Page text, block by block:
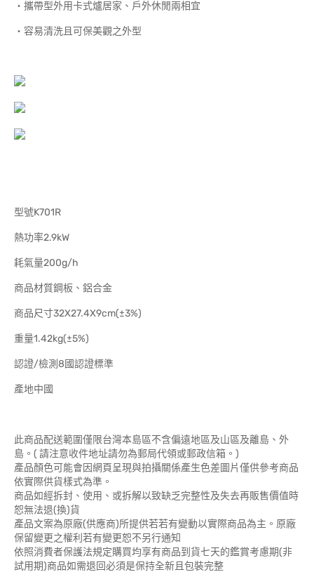
‧攜帶型外用卡式爐居家、戶外休閒兩相宜
‧容易清洗且可保美觀之外型
型號K701R
熱功率2.9kW
耗氣量200g/h
商品材質鋼板、鋁合金
商品尺寸32X27.4X9cm(±3%)
重量1.42kg(±5%)
認證/檢測8國認證標準
產地中國
此商品配送範圍僅限台灣本島區不含偏遠地區及山區及離島、外
島。( 請注意收件地址請勿為郵局代領或郵政信箱。)
產品顏色可能會因網頁呈現與拍攝關係產生色差圖片僅供參考商品
依實際供貨樣式為準。
商品如經拆封、使用、或拆解以致缺乏完整性及失去再販售價值時
恕無法退(換)貨
產品文案為原廠(供應商)所提供若若有變動以實際商品為主。原廠
保留變更之權利若有變更恕不另行通知
依照消費者保護法規定購買均享有商品到貨七天的鑑賞考慮期(非
試用期)商品如需退回必須是保持全新且包裝完整